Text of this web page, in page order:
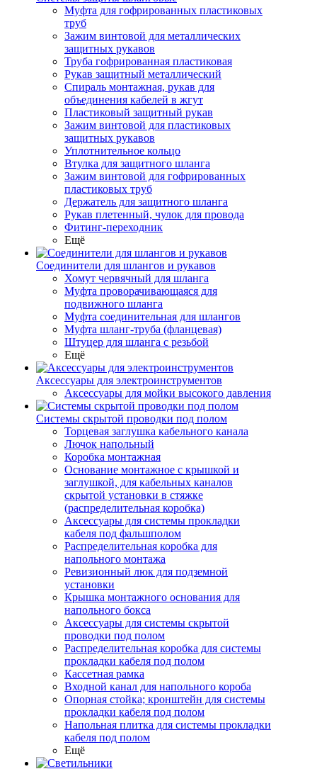
Муфта для гофрированных пластиковых
труб
Зажим винтовой для металлических
защитных рукавов
Труба гофрированная пластиковая
Рукав защитный металлический
Спираль монтажная, рукав для
объединения кабелей в жгут
Пластиковый защитный рукав
Зажим винтовой для пластиковых
защитных рукавов
Уплотнительное кольцо
Втулка для защитного шланга
Зажим винтовой для гофрированных
пластиковых труб
Держатель для защитного шланга
Рукав плетенный, чулок для провода
Фитинг-переходник
Ещё
Соединители для шлангов и рукавов
Хомут червячный для шланга
Муфта проворачивающаяся для
подвижного шланга
Муфта соединительная для шлангов
Муфта шланг-труба (фланцевая)
Штуцер для шланга с резьбой
Ещё
Аксессуары для электроинструментов
Аксессуары для мойки высокого давления
Системы скрытой проводки под полом
Торцевая заглушка кабельного канала
Лючок напольный
Коробка монтажная
Основание монтажное с крышкой и
заглушкой, для кабельных каналов
скрытой установки в стяжке
(распределительная коробка)
Аксессуары для системы прокладки
кабеля под фальшполом
Распределительная коробка для
напольного монтажа
Ревизионный люк для подземной
установки
Крышка монтажного основания для
напольного бокса
Аксессуары для системы скрытой
проводки под полом
Распределительная коробка для системы
прокладки кабеля под полом
Кассетная рамка
Входной канал для напольного короба
Опорная стойка; кронштейн для системы
прокладки кабеля под полом
Напольная плитка для системы прокладки
кабеля под полом
Ещё